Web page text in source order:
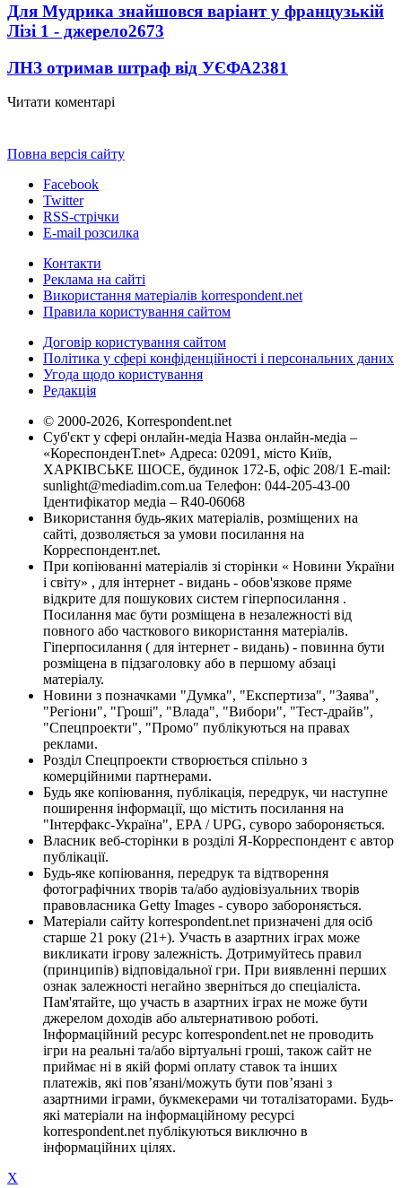
Для Мудрика знайшовся варіант у французькій
Лізі 1 - джерело2673
ЛНЗ отримав штраф від УЄФА2381
Читати коментарі
Повна версія сайту
Facebook
Twitter
RSS-стрічки
E-mail розсилка
Контакти
Реклама на сайті
Використання матеріалів korrespondent.net
Правила користування сайтом
Договір користування сайтом
Політика у сфері конфіденційності і персональних даних
Угода щодо користування
Редакція
© 2000-2026, Korrespondent.net
Суб'єкт у сфері онлайн-медіа Назва онлайн-медіа –
«КореспонденТ.net» Адреса: 02091, місто Київ,
ХАРКІВСЬКЕ ШОСЕ, будинок 172-Б, офіс 208/1 E-mail:
sunlight@mediadim.com.ua Телефон: 044-205-43-00
Ідентифікатор медіа – R40-06068
Використання будь-яких матеріалів, розміщених на
сайті, дозволяється за умови посилання на
Корреспондент.net.
При копіюванні матеріалів зі сторінки « Новини України
і світу» , для інтернет - видань - обов'язкове пряме
відкрите для пошукових систем гіперпосилання .
Посилання має бути розміщена в незалежності від
повного або часткового використання матеріалів.
Гіперпосилання ( для інтернет - видань) - повинна бути
розміщена в підзаголовку або в першому абзаці
матеріалу.
Новини з позначками "Думка", "Експертиза", "Заява",
"Регіони", "Гроші", "Влада", "Вибори", "Тест-драйв",
"Спецпроекти", "Промо" публікуються на правах
реклами.
Розділ Спецпроекти створюється спільно з
комерційними партнерами.
Будь яке копіювання, публікація, передрук, чи наступне
поширення інформації, що містить посилання на
"Інтерфакс-Україна", EPA / UPG, суворо забороняється.
Власник веб-сторінки в розділі Я-Корреспондент є автор
публікації.
Будь-яке копіювання, передрук та відтворення
фотографічних творів та/або аудіовізуальних творів
правовласника Getty Images - суворо забороняється.
Матеріали сайту korrespondent.net призначені для осіб
старше 21 року (21+). Участь в азартних іграх може
викликати ігрову залежність. Дотримуйтесь правил
(принципів) відповідальної гри. При виявленні перших
ознак залежності негайно зверніться до спеціаліста.
Пам'ятайте, що участь в азартних іграх не може бути
джерелом доходів або альтернативою роботі.
Інформаційний ресурс korrespondent.net не проводить
ігри на реальні та/або віртуальні гроші, також сайт не
приймає ні в якій формі оплату ставок та інших
платежів, які пов’язані/можуть бути пов’язані з
азартними іграми, букмекерами чи тоталізаторами. Будь-
які матеріали на інформаційному ресурсі
korrespondent.net публікуються виключно в
інформаційних цілях.
X